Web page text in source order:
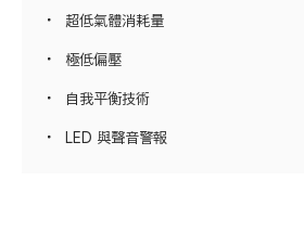
超低氣體消耗量
極低偏壓
自我平衡技術
LED 與聲音警報